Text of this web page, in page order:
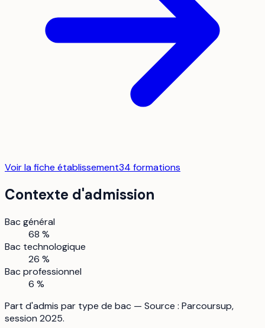
Voir la fiche établissement34 formations
Contexte d'admission
Bac général
68 %
Bac technologique
26 %
Bac professionnel
6 %
Part d'admis par type de bac — Source : Parcoursup,
session 2025.